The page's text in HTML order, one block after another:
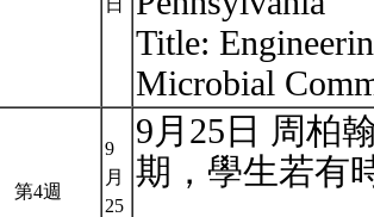
日
Title:
Microbial
第4週
9
月
25
9月25日 周柏
期，學生若有